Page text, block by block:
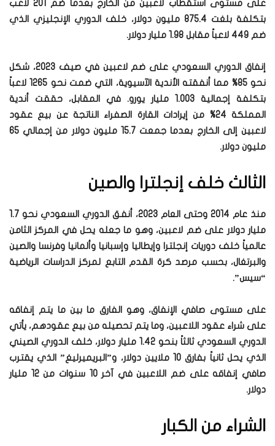
على مستوى استقطاب لاعبين من الخارج بعدما ضم 201 لاعب
بتكلفة بلغت 875.4 مليون دولار، خلف الدوري الإنجليزي الذي
ضم 449 لاعباً مقابل 1.98 مليار دولار.
إنفاق الدوري السعودي على ضم لاعبين في صيف 2023، شكل
نحو 85% مما أنفقته الأندية الآسيوية، التي ضمت نحو 1265 لاعباً
بتكلفة إجمالية 1.003 مليار يورو. في المقابل، حققت أندية
المملكة 24% من إيرادات القارة الصفراء الناتجة عن بيع عقود
لاعبين إلى الخارج بعدما جمعت 15.7 مليون دولار من إجمالي 65
مليون دولار.
الثالث خلف إنجلترا والصين
منذ عام 2014 وحتى العام 2023، أنفق الدوري السعودي نحو 1.7
مليار دولار على ضم لاعبين، وهو ما جعله يحل في المركز الثامن
عالمياً خلف دوريات إنجلترا وإيطاليا وإسبانيا وألمانيا وفرنسا والصين
والبرتغال، بحسب مرصد كرة القدم التابع لمركز الدراسات الرياضية
“سيس”.
على مستوى صافي الإنفاق، وهو الفارق ما بين ما يتم إنفاقه
على شراء عقود اللاعبين، وما يتم تحصيله من بيع عقودهم، يأتي
الدوري السعودي ثالثاً بنحو 1.42 مليار دولار، خلف الدوري الصيني
الذي يحل ثانياً بفارق 10 ملايين دولار، و”البريميرليغ” الذي يقترب
صافي إنفاقه على ضم اللاعبين في آخر 10 سنوات من 12 مليار
دولار.
الشراء من الكبار